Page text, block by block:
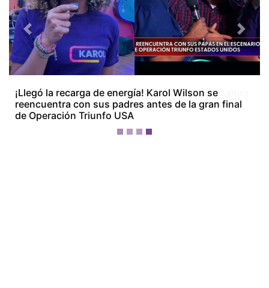
¡La Bichota está dolida! Karol G le canta al desamor
en su nuevo álbum ‘No me arrepiento de sentir
tanto’
Previous Next